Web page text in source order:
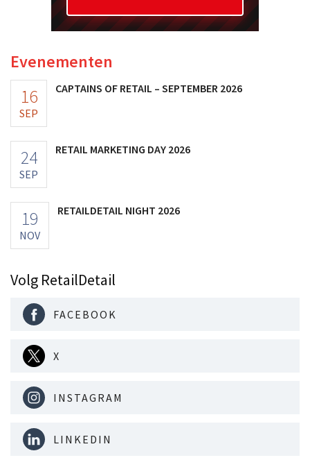
Evenementen
16
SEP
CAPTAINS OF RETAIL – SEPTEMBER 2026
24
SEP
RETAIL MARKETING DAY 2026
19
NOV
RETAILDETAIL NIGHT 2026
Volg RetailDetail
FACEBOOK
X
INSTAGRAM
LINKEDIN